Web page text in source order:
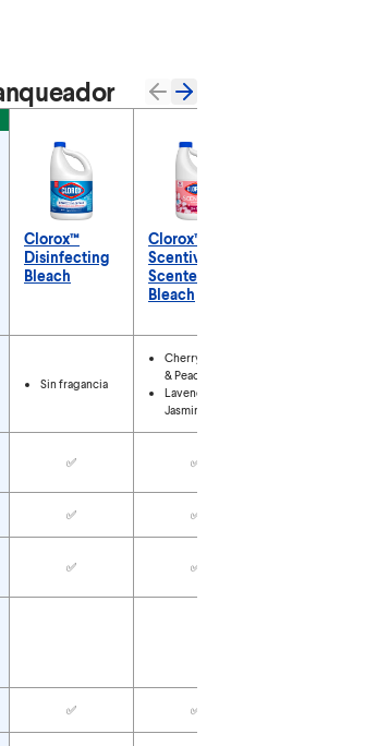
Clorox™
Disinfecting
Bleach
Clorox™
Scentiva™
Scented
Bleach
Sin fragancia
Cherry Blossom
& Peach
Lavender &
Jasmine
✅ ✅
✅ ✅
✅ ✅
✅ ✅